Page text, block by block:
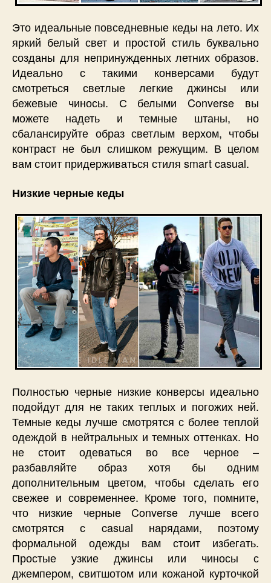
Это идеальные повседневные кеды на лето. Их
яркий белый свет и простой стиль буквально
созданы для непринужденных летних образов.
Идеально с такими конверсами будут
смотреться светлые легкие джинсы или
бежевые чиносы. С белыми Converse вы
можете надеть и темные штаны, но
сбалансируйте образ светлым верхом, чтобы
контраст не был слишком режущим. В целом
вам стоит придерживаться стиля smart casual.
Низкие черные кеды
Полностью черные низкие конверсы идеально
подойдут для не таких теплых и погожих ней.
Темные кеды лучше смотрятся с более теплой
одеждой в нейтральных и темных оттенках. Но
не стоит одеваться во все черное –
разбавляйте образ хотя бы одним
дополнительным цветом, чтобы сделать его
свежее и современнее. Кроме того, помните,
что низкие черные Converse лучше всего
смотрятся с casual нарядами, поэтому
формальной одежды вам стоит избегать.
Простые узкие джинсы или чиносы с
джемпером, свитшотом или кожаной курточкой